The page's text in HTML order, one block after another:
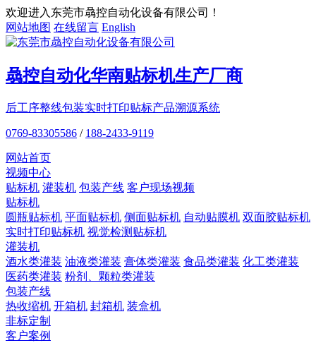
欢迎进入东莞市骉控自动化设备有限公司！
网站地图 在线留言 English
骉控自动化华南贴标机生产厂商
后工序整线包装实时打印贴标产品溯源系统
0769-83305586 / 188-2433-9119
网站首页
视频中心
贴标机 灌装机 包装产线 客户现场视频
贴标机
圆瓶贴标机 平面贴标机 侧面贴标机 自动贴膜机 双面胶贴标机
实时打印贴标机 视觉检测贴标机
灌装机
酒水类灌装 油液类灌装 膏体类灌装 食品类灌装 化工类灌装
医药类灌装 粉剂、颗粒类灌装
包装产线
热收缩机 开箱机 封箱机 装盒机
非标定制
客户案例